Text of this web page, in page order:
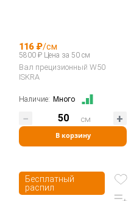
116 ₽/см
5800 ₽ Цена за 50 см
Вал прецизионный W50
ISKRA
Наличие: Много
В корзину
см
Бесплатный
распил